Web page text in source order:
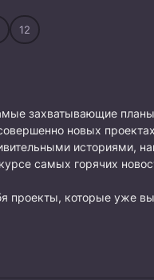
12
захватывающие
новых
историями,
самых горячих
проекты, которые уже